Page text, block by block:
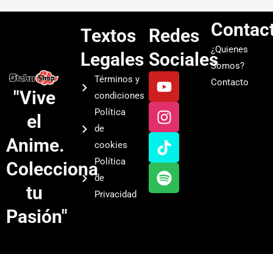
"Vive
el
Anime.
Colecciona
tu
Pasión"
Textos
Legales
Términos y
condiciones
Política
de
cookies
Política
de
Privacidad
Redes
Sociales
Y
o
u
t
u
b
e
I
n
s
t
a
g
r
a
T
i
k
t
o
k
S
p
o
t
i
f
y
¿Quienes
Somos?
Contacto